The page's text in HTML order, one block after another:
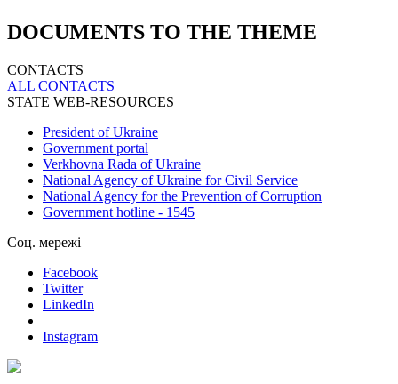
DOCUMENTS TO THE THEME
CONTACTS
ALL СONTACTS
STATE WEB-RESOURCES
President of Ukraine
Government portal
Verkhovna Rada of Ukraine
National Agency of Ukraine for Civil Service
National Agency for the Prevention of Corruption
Government hotline - 1545
Соц. мережі
Facebook
Twitter
LinkedIn
Instagram